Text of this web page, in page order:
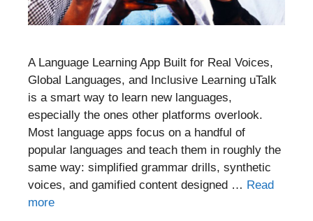
A Language Learning App Built for Real Voices,
Global Languages, and Inclusive Learning uTalk
is a smart way to learn new languages,
especially the ones other platforms overlook.
Most language apps focus on a handful of
popular languages and teach them in roughly the
same way: simplified grammar drills, synthetic
voices, and gamified content designed … Read
more